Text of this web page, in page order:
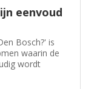
eenvoud
Bosch?' is
waarin de
wordt